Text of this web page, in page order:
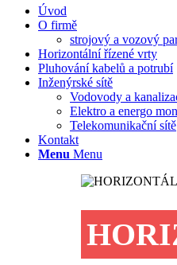
Úvod
O firmě
strojový a vozový
Horizontální řízené vrty
Pluhování kabelů a potrubí
Inženýrské sítě
Vodovody a
Elektro a energo
Telekomunikační sítě
Kontakt
Menu Menu